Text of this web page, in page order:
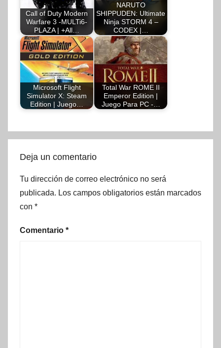
Call of Duty Modern
Warfare 3 -MULTi6-
PLAZA | +All…
NARUTO
SHIPPUDEN: Ultimate
Ninja STORM 4 –
CODEX |…
Microsoft Flight
Simulator X: Steam
Edition | Juego…
Total War ROME II
Emperor Edition |
Juego Para PC -…
Deja un comentario
Tu dirección de correo electrónico no será
publicada. Los campos obligatorios están marcados
con *
Comentario *